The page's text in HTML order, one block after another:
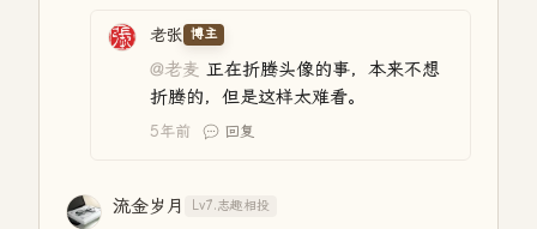
老张 博主
@老麦 正在折腾头像的事，本来不想
折腾的，但是这样太难看。
5年前 回复
流金岁月 Lv7.志趣相投